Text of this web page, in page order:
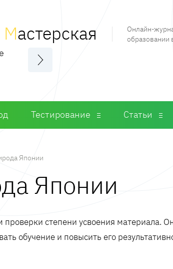
Мастерская
Онлайн-
образовании
Тестирование Статьи
Японии
Японии
степени усвоения материала.
обучение и повысить его